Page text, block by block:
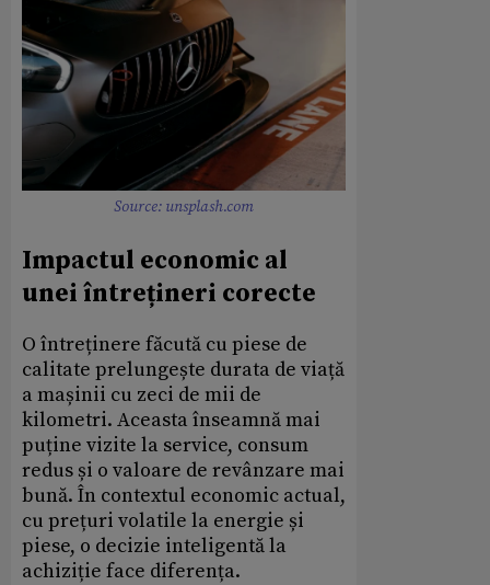
Source: unsplash.com
Impactul economic al
unei întrețineri corecte
O întreținere făcută cu piese de
calitate prelungește durata de viață
a mașinii cu zeci de mii de
kilometri. Aceasta înseamnă mai
puține vizite la service, consum
redus și o valoare de revânzare mai
bună. În contextul economic actual,
cu prețuri volatile la energie și
piese, o decizie inteligentă la
achiziție face diferența.